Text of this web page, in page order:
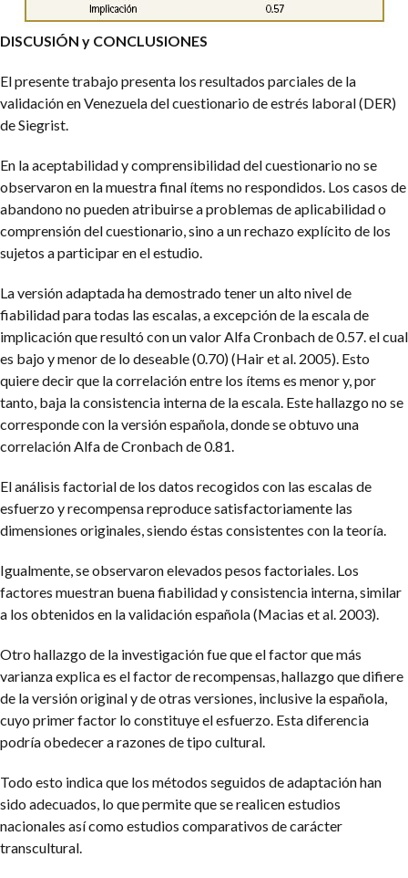
DISCUSIÓN y CONCLUSIONES
El presente trabajo presenta los resultados parciales de la
validación en Venezuela del cuestionario de estrés laboral (DER)
de Siegrist.
En la aceptabilidad y comprensibilidad del cuestionario no se
observaron en la muestra final ítems no respondidos. Los casos de
abandono no pueden atribuirse a problemas de aplicabilidad o
comprensión del cuestionario, sino a un rechazo explícito de los
sujetos a participar en el estudio.
La versión adaptada ha demostrado tener un alto nivel de
fiabilidad para todas las escalas, a excepción de la escala de
implicación que resultó con un valor Alfa Cronbach de 0.57. el cual
es bajo y menor de lo deseable (0.70) (Hair et al. 2005). Esto
quiere decir que la correlación entre los ítems es menor y, por
tanto, baja la consistencia interna de la escala. Este hallazgo no se
corresponde con la versión española, donde se obtuvo una
correlación Alfa de Cronbach de 0.81.
El análisis factorial de los datos recogidos con las escalas de
esfuerzo y recompensa reproduce satisfactoriamente las
dimensiones originales, siendo éstas consistentes con la teoría.
Igualmente, se observaron elevados pesos factoriales. Los
factores muestran buena fiabilidad y consistencia interna, similar
a los obtenidos en la validación española (Macias et al. 2003).
Otro hallazgo de la investigación fue que el factor que más
varianza explica es el factor de recompensas, hallazgo que difiere
de la versión original y de otras versiones, inclusive la española,
cuyo primer factor lo constituye el esfuerzo. Esta diferencia
podría obedecer a razones de tipo cultural.
Todo esto indica que los métodos seguidos de adaptación han
sido adecuados, lo que permite que se realicen estudios
nacionales así como estudios comparativos de carácter
transcultural.